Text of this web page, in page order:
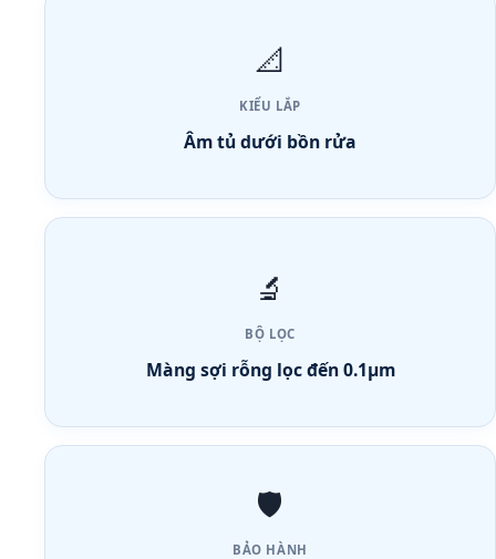
📐
KIỂU LẮP
Âm tủ dưới bồn rửa
🔬
BỘ LỌC
Màng sợi rỗng lọc đến 0.1µm
🛡️
BẢO HÀNH